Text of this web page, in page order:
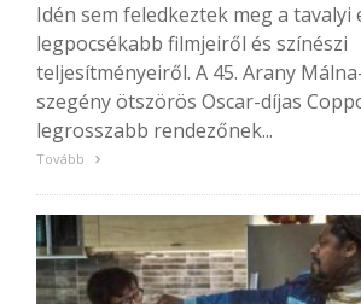
Idén sem feledkeztek meg a tavalyi
legpocsékabb filmjeiről és színészi
teljesítményeiről. A 45. Arany
szegény ötszörös Oscar-díjas
legrosszabb rendezőnek...
Tovább